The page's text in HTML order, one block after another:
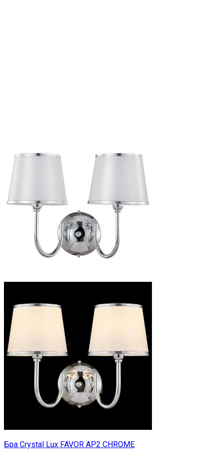
Бра Crystal Lux FAVOR AP2 CHROME